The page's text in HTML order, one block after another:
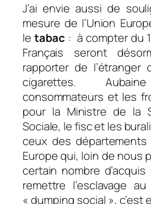
J’ai envie aussi de
mesure de l’Union
letabac : à compter du
Français seront
rapporter de l’étranger
cigarettes.
consommateurs et les
pour la Ministre de la
Sociale, le fisc et les
ceux des
Europe qui, loin de nous
certain nombre
remettre l’esclavage
« dumping social », c’est